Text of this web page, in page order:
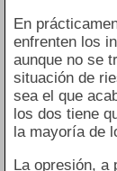
En
enfrenten los
aunque no se
situación de
sea el que
los dos tiene
la mayoría de
La opresión, a